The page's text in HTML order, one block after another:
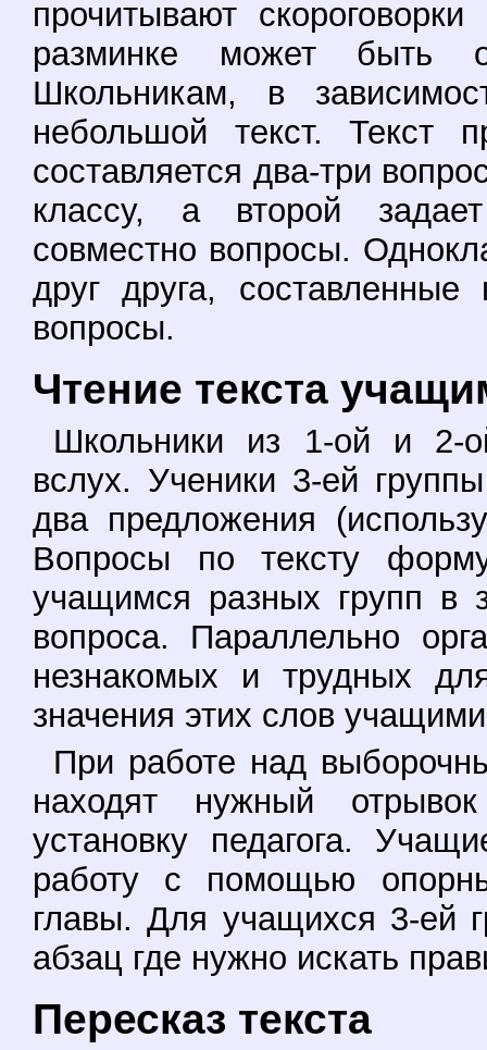
прочитывают
разминке может быть
Школьникам, в
небольшой текст. Текст
составляется два-три
классу, а второй
совместно вопросы.
друг друга,
вопросы.
Чтение текста
Школьники из 1-ой и 2-
вслух. Ученики 3-ей
два предложения
Вопросы по тексту
учащимся разных групп в
вопроса. Параллельно
незнакомых и трудных
значения этих слов
При работе над
находят нужный
установку педагога.
работу с помощью
главы. Для учащихся 3-ей
абзац где нужно искать
Пересказ текста